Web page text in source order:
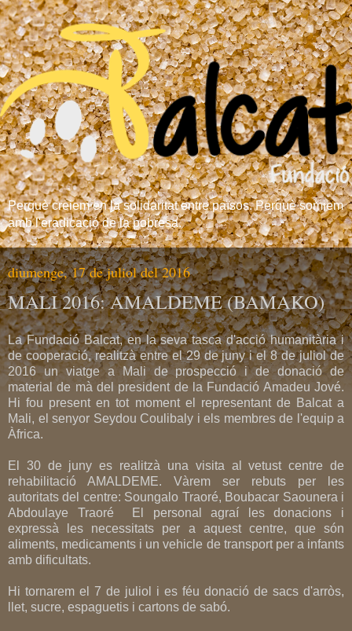
Perquè creiem en la solidaritat entre països. Perquè somiem
amb l'eradicació de la pobresa.
diumenge, 17 de juliol del 2016
MALI 2016: AMALDEME (BAMAKO)
La Fundació Balcat, en la seva tasca d'acció humanitària i
de cooperació, realitzà entre el 29 de juny i el 8 de juliol de
2016 un viatge a Mali de prospecció i de donació de
material de mà del president de la Fundació Amadeu Jové.
Hi fou present en tot moment el representant de Balcat a
Mali, el senyor Seydou Coulibaly i els membres de l'equip a
Àfrica.
El 30 de juny es realitzà una visita al vetust centre de
rehabilitació AMALDEME. Vàrem ser rebuts per les
autoritats del centre: Soungalo Traoré, Boubacar Saounera i
Abdoulaye Traoré El personal agraí les donacions i
expressà les necessitats per a aquest centre, que són
aliments, medicaments i un vehicle de transport per a infants
amb dificultats.
Hi tornarem el 7 de juliol i es féu donació de sacs d'arròs,
llet, sucre, espaguetis i cartons de sabó.